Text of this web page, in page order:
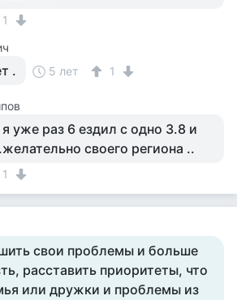
1
. 5 лет 1
уже раз 6 ездил с одно 3.8 и
своего региона ..
1
свои проблемы и больше
расставить приоритеты, что
или дружки и проблемы из